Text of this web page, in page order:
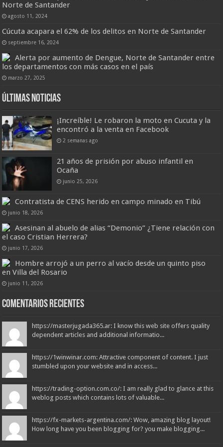
Norte de Santander
agosto 11, 2024
Cúcuta acapara el 62% de los delitos en Norte de Santander
septiembre 16, 2024
Alerta por aumento de Dengue, Norte de Santander entre
los departamentos con más casos en el país
marzo 27, 2025
Últimas Noticias
¡Increíble! Le robaron la moto en Cucuta y la
encontró a la venta en Facebook
2 semanas ago
21 años de prisión por abuso infantil en
Ocaña
junio 25, 2026
Contratista de CENS herido en campo minado en Tibú
junio 18, 2026
Asesinan al abuelo de alias “Demonio” ¿Tiene relación con
el caso Cristian Herrera?
junio 17, 2026
Hombre arrojó a un perro al vacío desde un quinto piso
en Villa del Rosario
junio 11, 2026
Comentarios recientes
https://masterjugada365.ar: I know this web site offers quality
dependent articles and additional informatio...
https://1winwinar.com: Attractive component of content. I just
stumbled upon your website and in access...
https://trading-option.com.co/: I am really glad to glance at this
weblog posts which contains lots of valuable...
https://fx-markets-argentina.com/: Wow, amazing blog layout!
How long have you been blogging for? you make blogging...